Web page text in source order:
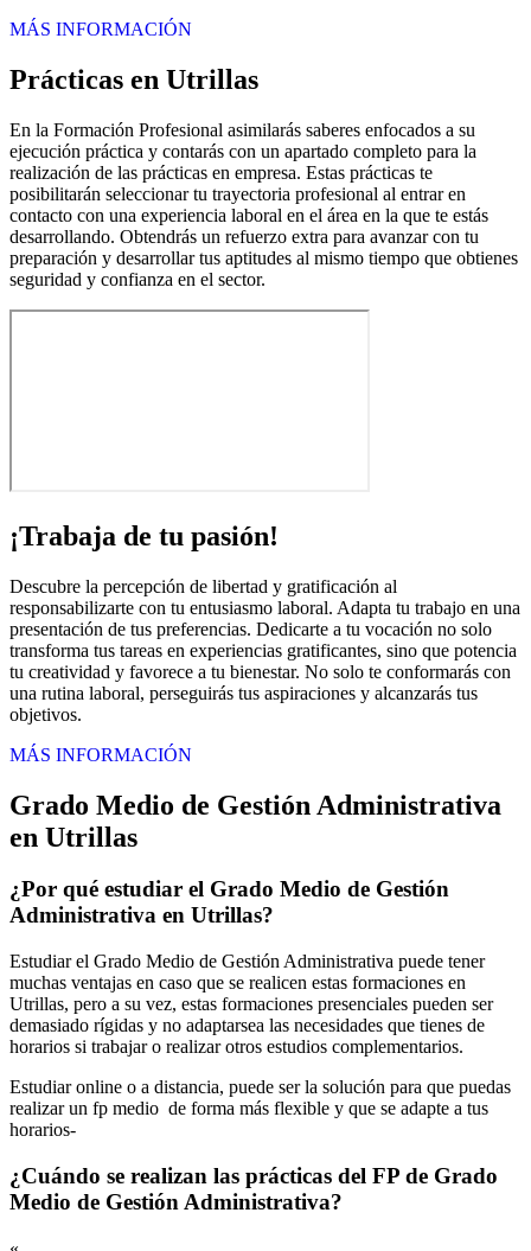
MÁS INFORMACIÓN
Prácticas en Utrillas
En la Formación Profesional asimilarás saberes enfocados a su
ejecución práctica y contarás con un apartado completo para la
realización de las prácticas en empresa. Estas prácticas te
posibilitarán seleccionar tu trayectoria profesional al entrar en
contacto con una experiencia laboral en el área en la que te estás
desarrollando. Obtendrás un refuerzo extra para avanzar con tu
preparación y desarrollar tus aptitudes al mismo tiempo que obtienes
seguridad y confianza en el sector.
¡Trabaja de tu pasión!
Descubre la percepción de libertad y gratificación al
responsabilizarte con tu entusiasmo laboral. Adapta tu trabajo en una
presentación de tus preferencias. Dedicarte a tu vocación no solo
transforma tus tareas en experiencias gratificantes, sino que potencia
tu creatividad y favorece a tu bienestar. No solo te conformarás con
una rutina laboral, perseguirás tus aspiraciones y alcanzarás tus
objetivos.
MÁS INFORMACIÓN
Grado Medio de Gestión Administrativa
en Utrillas
¿Por qué estudiar el Grado Medio de Gestión
Administrativa en Utrillas?
Estudiar el Grado Medio de Gestión Administrativa puede tener
muchas ventajas en caso que se realicen estas formaciones en
Utrillas, pero a su vez, estas formaciones presenciales pueden ser
demasiado rígidas y no adaptarsea las necesidades que tienes de
horarios si trabajar o realizar otros estudios complementarios.
Estudiar online o a distancia, puede ser la solución para que puedas
realizar un fp medio de forma más flexible y que se adapte a tus
horarios-
¿Cuándo se realizan las prácticas del FP de Grado
Medio de Gestión Administrativa?